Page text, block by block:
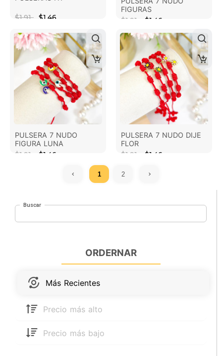
Buscar
ORDERNAR
Más Recientes
Precio más alto
Precio más bajo
$1.91 $1.46
FIGURAS
$1.91 $1.46
PULSERA 7 NUDO
FIGURA LUNA
$1.91 $1.46
PULSERA 7 NUDO DIJE
FLOR
$1.91 $1.46
1 2